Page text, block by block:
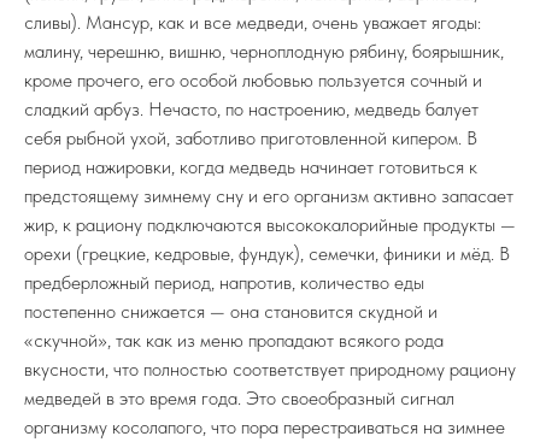
сливы). Мансур, как и все медведи, очень уважает ягоды:
малину, черешню, вишню, черноплодную рябину, боярышник,
кроме прочего, его особой любовью пользуется сочный и
сладкий арбуз. Нечасто, по настроению, медведь балует
себя рыбной ухой, заботливо приготовленной кипером. В
период нажировки, когда медведь начинает готовиться к
предстоящему зимнему сну и его организм активно запасает
жир, к рациону подключаются высококалорийные продукты —
орехи (грецкие, кедровые, фундук), семечки, финики и мёд. В
предберложный период, напротив, количество еды
постепенно снижается — она становится скудной и
«скучной», так как из меню пропадают всякого рода
вкусности, что полностью соответствует природному рациону
медведей в это время года. Это своеобразный сигнал
организму косолапого, что пора перестраиваться на зимнее